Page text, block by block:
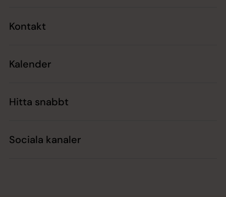
Kontakt
Kalender
Hitta snabbt
Sociala kanaler